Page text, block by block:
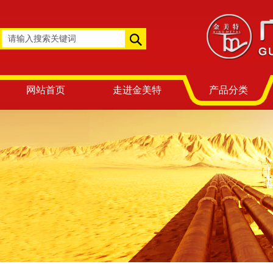
网站首页 走进金美特 产品分类